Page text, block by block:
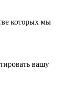
которых мы
вашу